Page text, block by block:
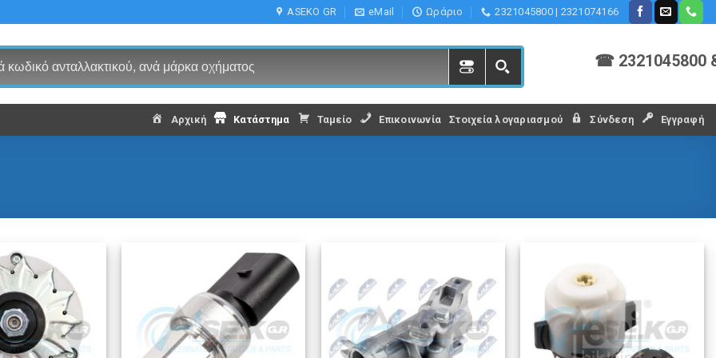
ASEKO GR eMail Ωράριο 2321045800 | 2321074166
☎ 2321045800
Αρχική Κατάστημα Ταμείο Επικοινωνία Στοιχεία λογαριασμού Σύνδεση Εγγραφή